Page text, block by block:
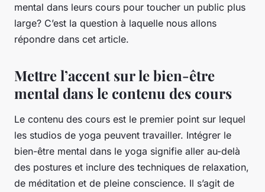
mental dans leurs cours pour toucher un public plus
large? C’est la question à laquelle nous allons
répondre dans cet article.
Mettre l’accent sur le bien-être
mental dans le contenu des cours
Le contenu des cours est le premier point sur lequel
les studios de yoga peuvent travailler. Intégrer le
bien-être mental dans le yoga signifie aller au-delà
des postures et inclure des techniques de relaxation,
de méditation et de pleine conscience. Il s’agit de